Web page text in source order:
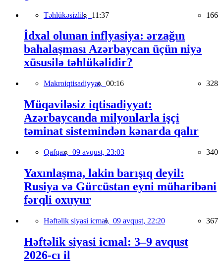
Təhlükəsizlik, 11:37 166
İdxal olunan inflyasiya: ərzağın
bahalaşması Azərbaycan üçün niyə
xüsusilə təhlükəlidir?
Makroiqtisadiyyat, 00:16 328
Müqaviləsiz iqtisadiyyat:
Azərbaycanda milyonlarla işçi
təminat sistemindən kənarda qalır
Qafqaz, 09 avqust, 23:03 340
Yaxınlaşma, lakin barışıq deyil:
Rusiya və Gürcüstan eyni müharibəni
fərqli oxuyur
Həftəlik siyasi icmal, 09 avqust, 22:20 367
Həftəlik siyasi icmal: 3–9 avqust
2026-cı il